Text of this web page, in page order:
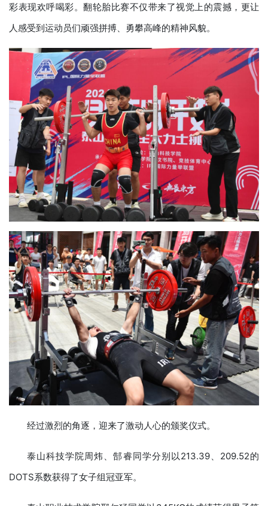
彩表现欢呼喝彩。翻轮胎比赛不仅带来了视觉上的震撼，更让
人感受到运动员们顽强拼搏、勇攀高峰的精神风貌。
经过激烈的角逐，迎来了激动人心的颁奖仪式。
泰山科技学院周炜、郜睿同学分别以213.39、209.52的
DOTS系数获得了女子组冠亚军。